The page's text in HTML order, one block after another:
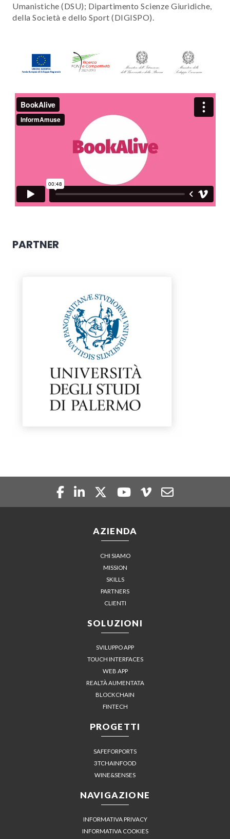
Umanistiche (DSU); Dipartimento Scienze Giuridiche,
della Società e dello Sport (DIGISPO).
PARTNER
AZIENDA
CHI SIAMO
MISSION
SKILLS
PARTNERS
CLIENTI
SOLUZIONI
SVILUPPO APP
TOUCH INTERFACES
WEB APP
REALTÀ AUMENTATA
BLOCKCHAIN
FINTECH
PROGETTI
SAFEFORPORTS
3TCHAINFOOD
WINE&SENSES
NAVIGAZIONE
INFORMATIVA PRIVACY
INFORMATIVA COOKIES